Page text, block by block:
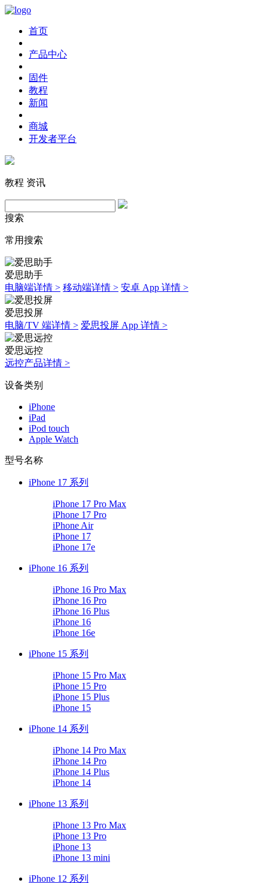
首页
产品中心
固件
教程
新闻
商城
开发者平台
教程 资讯
搜索
常用搜索
爱思助手
电脑端详情 > 移动端详情 > 安卓 App 详情 >
爱思投屏
电脑/TV 端详情 > 爱思投屏 App 详情 >
爱思远控
远控产品详情 >
设备类别
iPhone
iPad
iPod touch
Apple Watch
型号名称
iPhone 17 系列
iPhone 17 Pro Max
iPhone 17 Pro
iPhone Air
iPhone 17
iPhone 17e
iPhone 16 系列
iPhone 16 Pro Max
iPhone 16 Pro
iPhone 16 Plus
iPhone 16
iPhone 16e
iPhone 15 系列
iPhone 15 Pro Max
iPhone 15 Pro
iPhone 15 Plus
iPhone 15
iPhone 14 系列
iPhone 14 Pro Max
iPhone 14 Pro
iPhone 14 Plus
iPhone 14
iPhone 13 系列
iPhone 13 Pro Max
iPhone 13 Pro
iPhone 13
iPhone 13 mini
iPhone 12 系列